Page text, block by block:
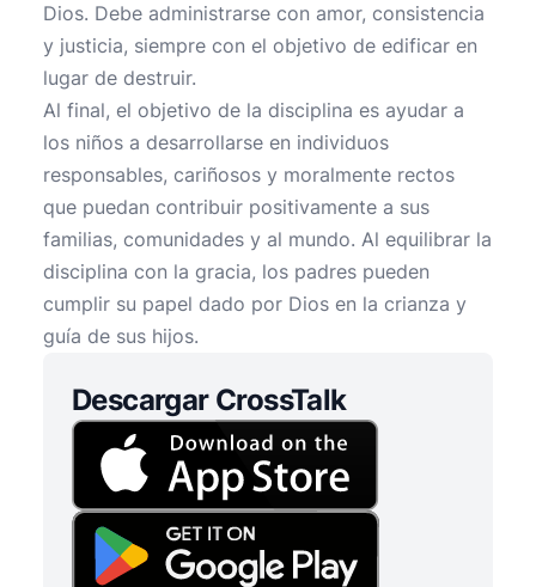
Dios. Debe administrarse con amor, consistencia
y justicia, siempre con el objetivo de edificar en
lugar de destruir.
Al final, el objetivo de la disciplina es ayudar a
los niños a desarrollarse en individuos
responsables, cariñosos y moralmente rectos
que puedan contribuir positivamente a sus
familias, comunidades y al mundo. Al equilibrar la
disciplina con la gracia, los padres pueden
cumplir su papel dado por Dios en la crianza y
guía de sus hijos.
Descargar CrossTalk